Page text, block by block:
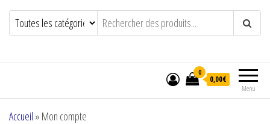
Menu
0
0,00€
Accueil » Mon compte